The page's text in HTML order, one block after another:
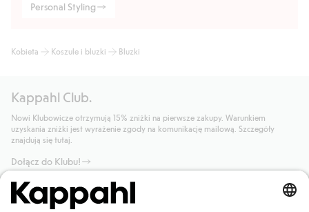
Personal Styling
Kobieta Koszule i bluzki Bluzki
Kappahl Club.
Nowi Klubowicze otrzymują 15% zniżki na pierwsze zakupy. Warunkiem
uzyskania zniżki jest wyrażenie zgody na komunikację mailową. Szczegóły
znajdują się tutaj.
Dołącz do Klubu!